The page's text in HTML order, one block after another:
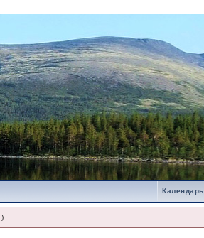
Календарь
)